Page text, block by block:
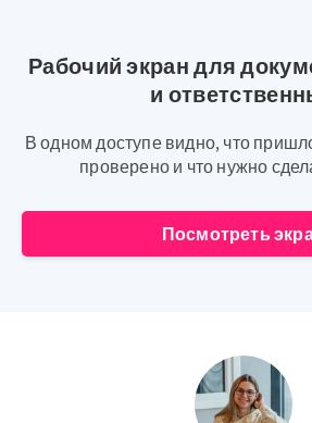
Рабочий экран для
и
В одном доступе видно, что
проверено и что нужно
Посмотреть